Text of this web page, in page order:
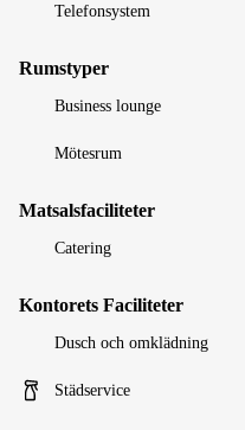
Telefonsystem
Rumstyper
Business lounge
Mötesrum
Matsalsfaciliteter
Catering
Kontorets Faciliteter
Dusch och omklädning
Städservice